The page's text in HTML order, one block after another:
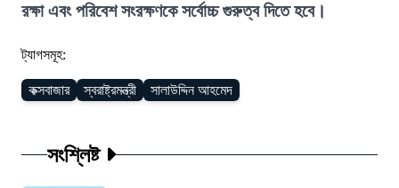
রক্ষা এবং পরিবেশ সংরক্ষণকে সর্বোচ্চ গুরুত্ব দিতে হবে।
ট্যাগসমূহ:
কক্সবাজার স্বরাষ্ট্রমন্ত্রী সালাউদ্দিন আহমেদ
সংশ্লিষ্ট